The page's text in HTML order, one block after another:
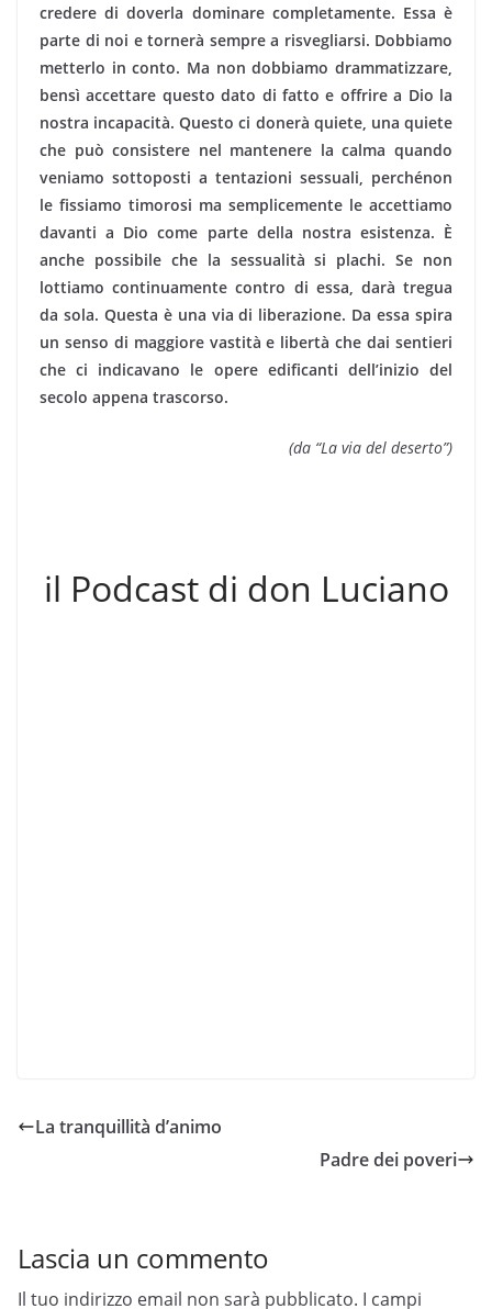
credere di do­verla dominare completamente. Essa è
parte di noi e tornerà sempre a risvegliarsi. Dobbiamo
metterlo in conto. Ma non dobbiamo drammatizzare,
bensì accettare questo dato di fatto e offrire a Dio la
nostra incapacità. Questo ci donerà quiete, una quiete
che può consistere nel mantenere la calma quando
veniamo sottoposti a tentazioni sessuali, perchénon
le fissiamo timorosi ma semplicemente le accettiamo
davanti a Dio come parte della nostra esistenza. È
anche possibile che la sessualità si plachi. Se non
lottiamo continuamente contro di essa, darà tregua
da sola. Questa è una via di liberazione. Da essa spira
un senso di maggiore vastità e libertà che dai sentieri
che ci indicavano le opere edificanti dell’inizio del
secolo appena trascorso.
(da “La via del deserto”)
il Podcast di don Luciano
La tranquillità d’animo
Padre dei poveri
Lascia un commento
Il tuo indirizzo email non sarà pubblicato. I campi